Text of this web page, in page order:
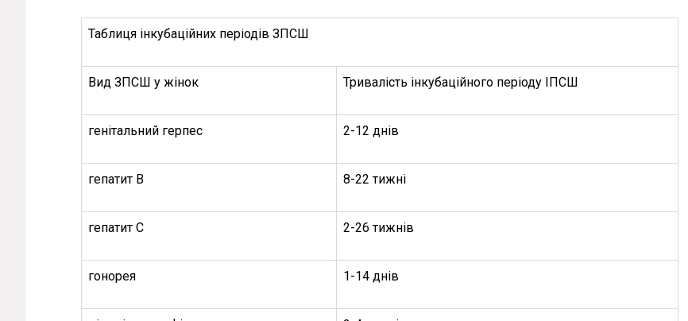
Таблиця інкубаційних періодів ЗПСШ
Вид ЗПСШ у жінок Тривалість інкубаційного періоду ІПСШ
генітальний герпес 2-12 днів
гепатит В 8-22 тижні
гепатит С 2-26 тижнів
гонорея 1-14 днів